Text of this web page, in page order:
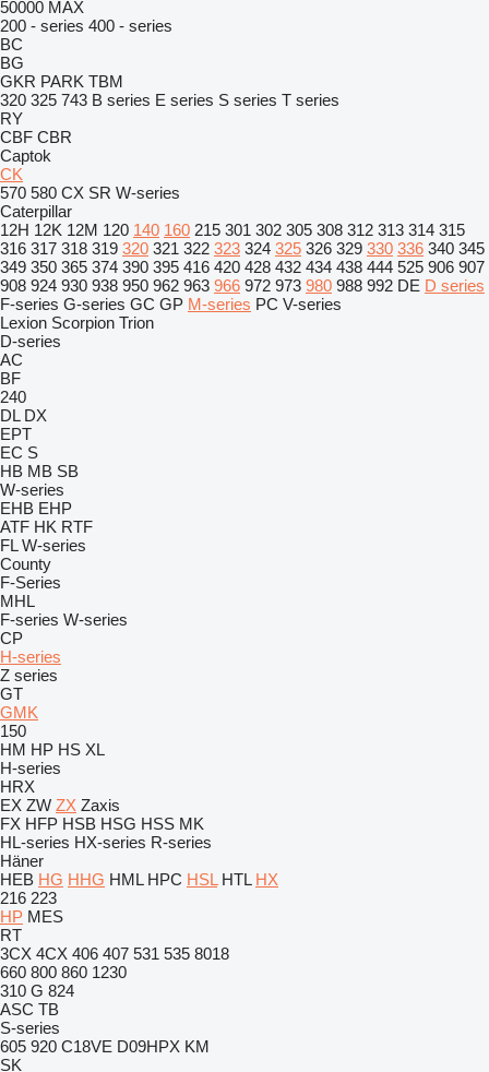
50000 MAX
200 - series 400 - series
BC
BG
GKR PARK TBM
320 325 743 B series E series S series T series
RY
CBF CBR
Captok
CK
570 580 CX SR W-series
Caterpillar
12H 12K 12M 120 140 160 215 301 302 305 308 312 313 314 315
316 317 318 319 320 321 322 323 324 325 326 329 330 336 340 345
349 350 365 374 390 395 416 420 428 432 434 438 444 525 906 907
908 924 930 938 950 962 963 966 972 973 980 988 992 DE D series
F-series G-series GC GP M-series PC V-series
Lexion Scorpion Trion
D-series
AC
BF
240
DL DX
EPT
EC S
HB MB SB
W-series
EHB EHP
ATF HK RTF
FL W-series
County
F-Series
MHL
F-series W-series
CP
H-series
Z series
GT
GMK
150
HM HP HS XL
H-series
HRX
EX ZW ZX Zaxis
FX HFP HSB HSG HSS MK
HL-series HX-series R-series
Häner
HEB HG HHG HML HPC HSL HTL HX
216 223
HP MES
RT
3CX 4CX 406 407 531 535 8018
660 800 860 1230
310 G 824
ASC TB
S-series
605 920 C18VE D09HPX KM
SK